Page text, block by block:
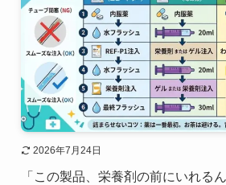
2026年7月24日
「この製品、栄養剤の前にいれる